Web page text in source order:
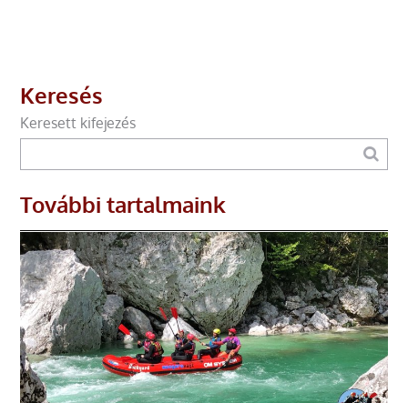
Keresés
Keresett kifejezés
További tartalmaink